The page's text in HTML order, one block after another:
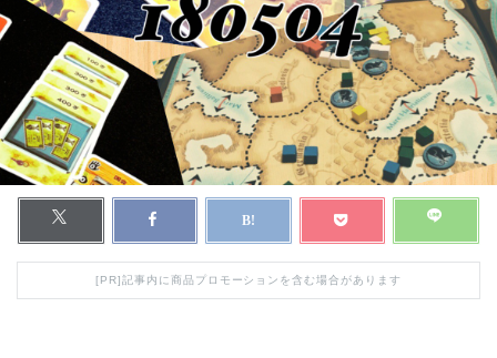
[PR]記事内に商品プロモーションを含む場合があります